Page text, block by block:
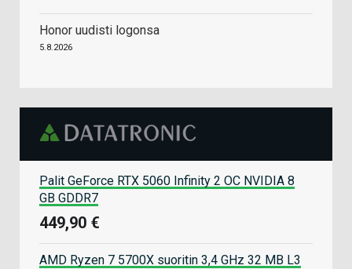
Honor uudisti logonsa
5.8.2026
Palit GeForce RTX 5060 Infinity 2 OC NVIDIA 8
GB GDDR7
449,90 €
AMD Ryzen 7 5700X suoritin 3,4 GHz 32 MB L3